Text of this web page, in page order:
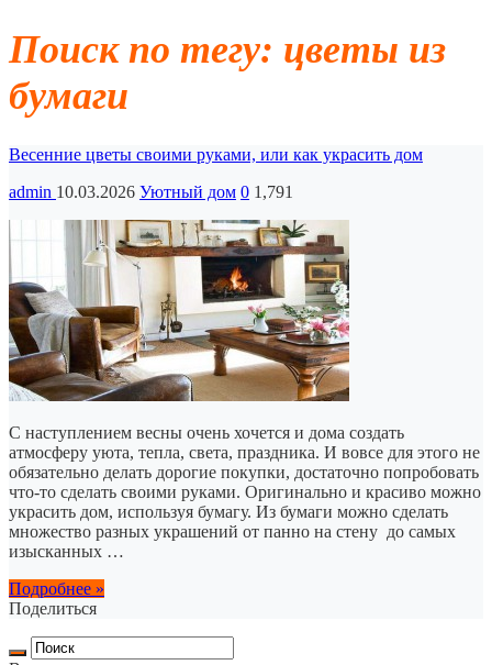
Поиск по тегу: цветы из
бумаги
Весенние цветы своими руками, или как украсить дом
admin 10.03.2026 Уютный дом 0 1,791
С наступлением весны очень хочется и дома создать
атмосферу уюта, тепла, света, праздника. И вовсе для этого не
обязательно делать дорогие покупки, достаточно попробовать
что-то сделать своими руками. Оригинально и красиво можно
украсить дом, используя бумагу. Из бумаги можно сделать
множество разных украшений от панно на стену до самых
изысканных …
Подробнее »
Поделиться